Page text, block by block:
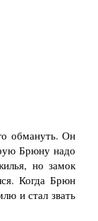
обмануть. Он
Брюну надо
но замок
Когда Брюн
и стал звать